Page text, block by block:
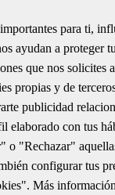
todas las
donde hemos
campo de
*
para ti,
ayudan a proteger
que nos solicites
propias y de
publicidad
elaborado con tus
o "Rechazar"
configurar tus
Más